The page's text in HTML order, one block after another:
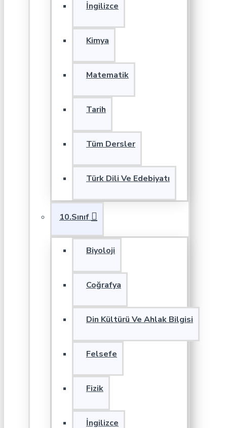
İngilizce
Kimya
Matematik
Tarih
Tüm Dersler
Türk Dili Ve Edebiyatı
10.Sınıf
Biyoloji
Coğrafya
Din Kültürü Ve Ahlak Bilgisi
Felsefe
Fizik
İngilizce